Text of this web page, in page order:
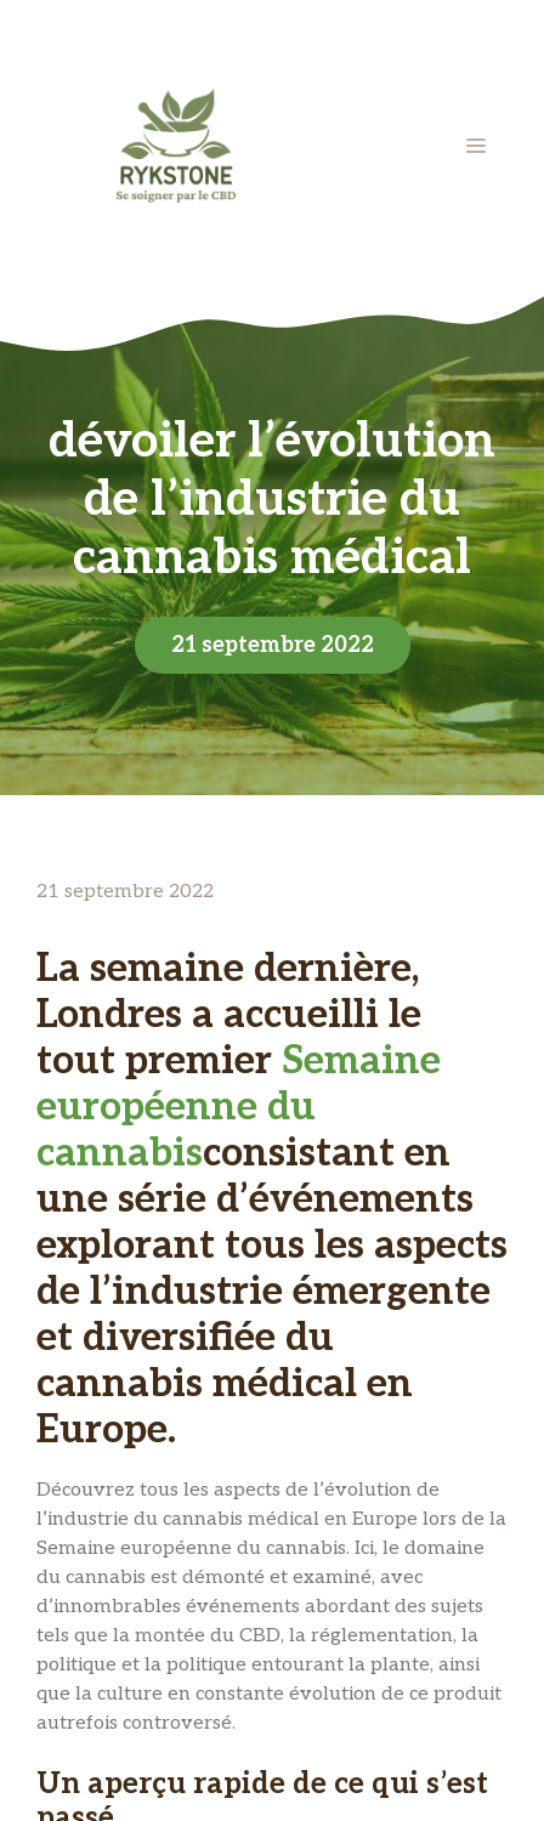
MENU
dévoiler l’évolution
de l’industrie du
cannabis médical
21 septembre 2022
21 septembre 2022
La semaine dernière,
Londres a accueilli le
tout premier Semaine
européenne du
cannabisconsistant en
une série d’événements
explorant tous les aspects
de l’industrie émergente
et diversifiée du
cannabis médical en
Europe.
Découvrez tous les aspects de l’évolution de
l’industrie du cannabis médical en Europe lors de la
Semaine européenne du cannabis. Ici, le domaine
du cannabis est démonté et examiné, avec
d’innombrables événements abordant des sujets
tels que la montée du CBD, la réglementation, la
politique et la politique entourant la plante, ainsi
que la culture en constante évolution de ce produit
autrefois controversé.
Un aperçu rapide de ce qui s’est